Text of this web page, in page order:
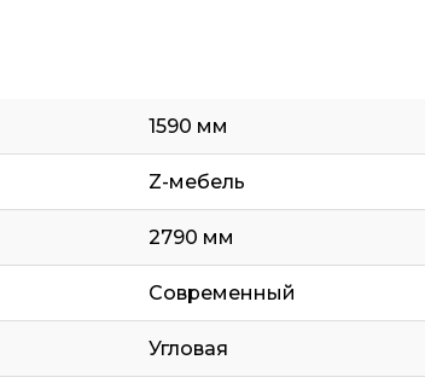
1590 мм
Z-мебель
2790 мм
Современный
Угловая